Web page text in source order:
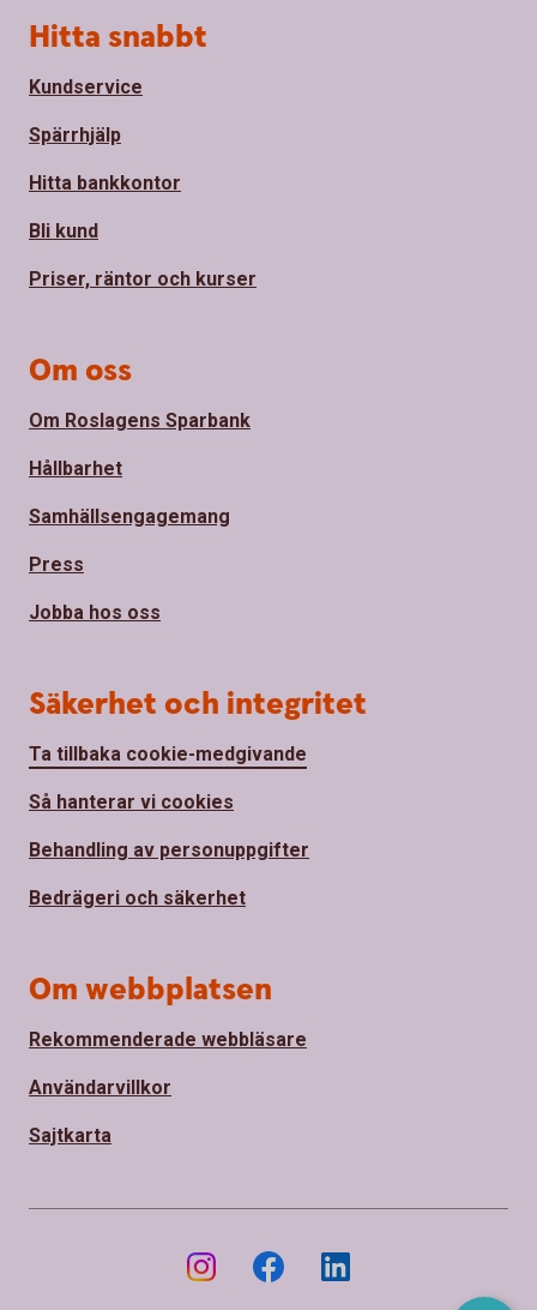
Sidfot
Hitta snabbt
Kundservice
Spärrhjälp
Hitta bankkontor
Bli kund
Priser, räntor och kurser
Om oss
Om Roslagens Sparbank
Hållbarhet
Samhällsengagemang
Press
Jobba hos oss
Säkerhet och integritet
Ta tillbaka cookie-medgivande
Så hanterar vi cookies
Behandling av personuppgifter
Bedrägeri och säkerhet
Om webbplatsen
Rekommenderade webbläsare
Användarvillkor
Sajtkarta